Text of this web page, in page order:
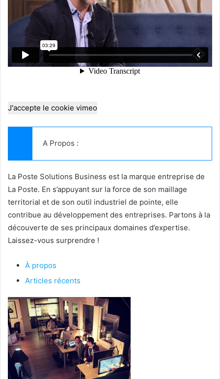
J'accepte le cookie vimeo
A Propos :
La Poste Solutions Business est la marque entreprise de
La Poste. En s’appuyant sur la force de son maillage
territorial et de son outil industriel de pointe, elle
contribue au développement des entreprises. Partons à la
découverte de ses principaux domaines d’expertise.
Laissez-vous surprendre !
À propos
Articles récents